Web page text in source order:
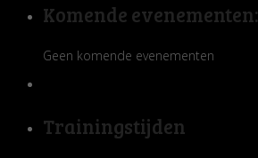
Komende evenementen:
Geen komende evenementen
Trainingstijden